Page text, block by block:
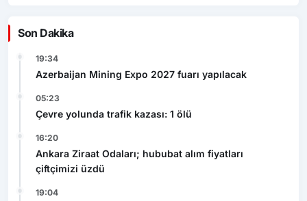
Son Dakika
19:34
Azerbaijan Mining Expo 2027 fuarı yapılacak
05:23
Çevre yolunda trafik kazası: 1 ölü
16:20
Ankara Ziraat Odaları; hububat alım fiyatları
çiftçimizi üzdü
19:04